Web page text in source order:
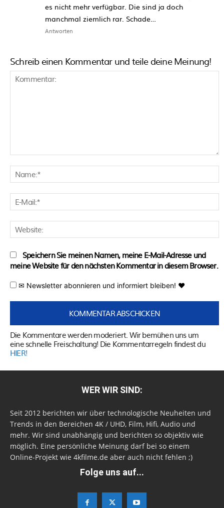
es nicht mehr verfügbar. Die sind ja doch
manchmal ziemlich rar. Schade…
Antworten
Schreib einen Kommentar und teile deine Meinung!
Speichern Sie meinen Namen, meine E-Mail-Adresse und
meine Website für den nächsten Kommentar in diesem Browser.
✉ Newsletter abonnieren und informiert bleiben! ♥
Die Kommentare werden moderiert. Wir bemühen uns um
eine schnelle Freischaltung! Die Kommentarregeln findest du
HIER!
WER WIR SIND:
Seit 2012 berichten wir über technologische Neuheiten und
Trends in den Bereichen 4K / UHD, Film, Hifi, Audio und
mehr. Wir sind unabhängig und berichten so objektiv wie
möglich. Eine persönliche Meinung darf bei so einem
Online-Projekt wie 4kfilme.de aber auch nicht fehlen ;)
Folge uns auf...